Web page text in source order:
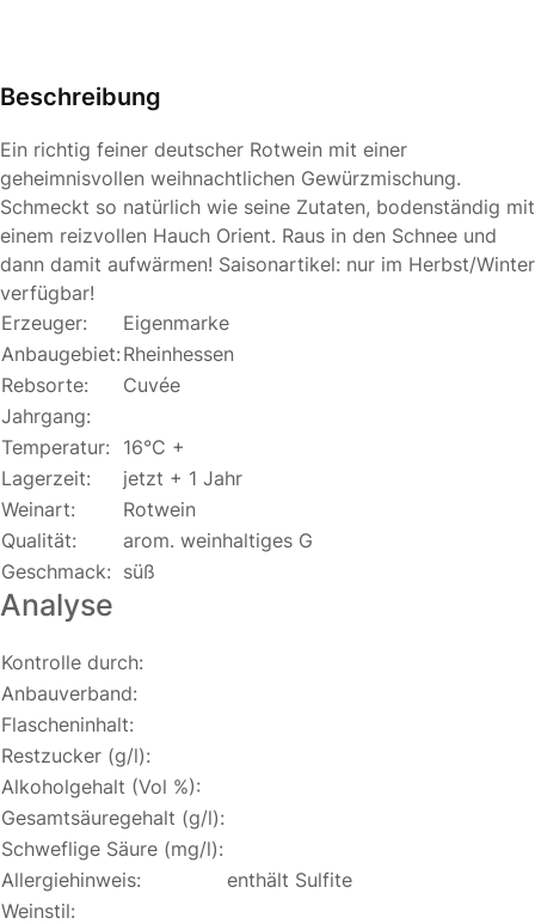
Beschreibung
Ein richtig feiner deutscher Rotwein mit einer
geheimnisvollen weihnachtlichen Gewürzmischung.
Schmeckt so natürlich wie seine Zutaten, bodenständig mit
einem reizvollen Hauch Orient. Raus in den Schnee und
dann damit aufwärmen! Saisonartikel: nur im Herbst/Winter
verfügbar!
Erzeuger:
Eigenmarke
Anbaugebiet:Rheinhessen
Rebsorte:
Cuvée
Jahrgang:
Temperatur: 16°C +
Lagerzeit:
jetzt + 1 Jahr
Weinart:
Rotwein
Qualität:
arom. weinhaltiges G
Geschmack: süß
Analyse
Kontrolle durch:
Anbauverband:
Flascheninhalt:
Restzucker (g/l):
Alkoholgehalt (Vol %):
Gesamtsäuregehalt (g/l):
Schweflige Säure (mg/l):
Allergiehinweis:
enthält Sulfite
Weinstil: